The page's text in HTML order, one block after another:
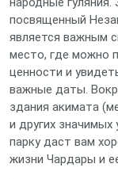
посвященный
является важным
место, где можно
ценности и
важные даты.
здания акимата
и других
парку даст вам
жизни Чардары и